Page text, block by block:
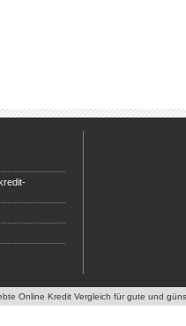
Online Kredit Vergleich für gute und